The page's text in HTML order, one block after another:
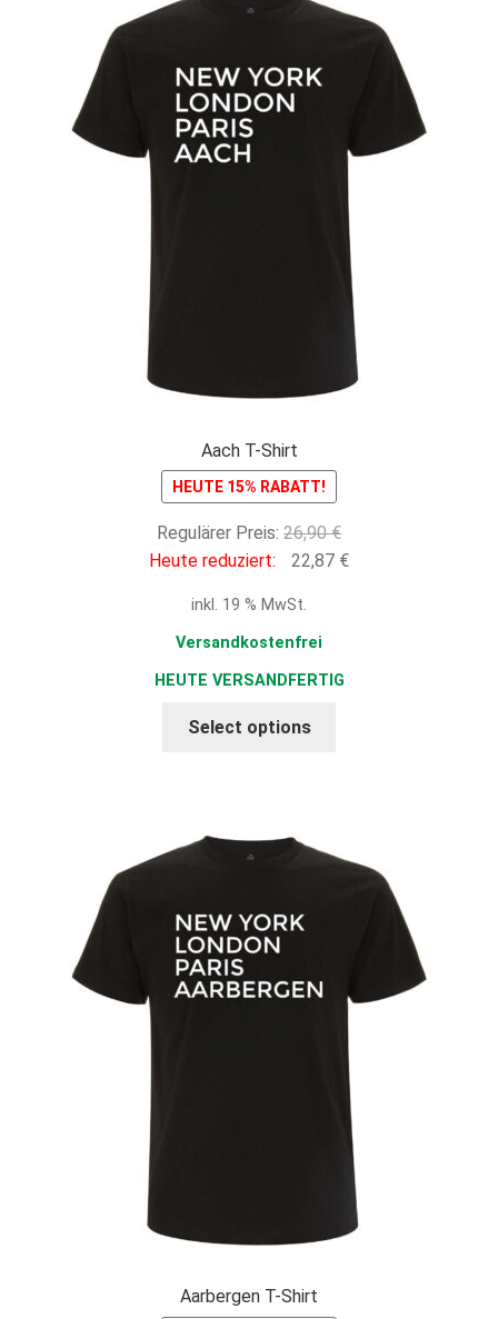
Aach T-Shirt
HEUTE 15% RABATT!
Regulärer Preis: 26,90€Ursprünglicher
Preis
Heute reduziert: 22,87 €Aktueller
inkl. 19 % MwSt.
Versandkostenfrei
HEUTE VERSANDFERTIG
Select options
Aarbergen T-Shirt